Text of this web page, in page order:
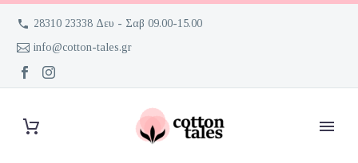
28310 23338 Δευ - Σαβ 09.00-15.00
info@cotton-tales.gr